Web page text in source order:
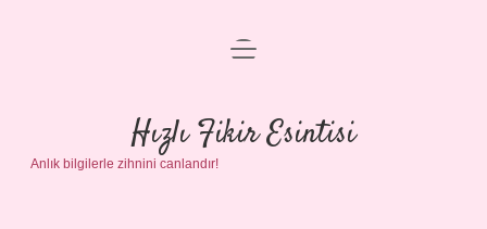
Anasayfa
Gizlilik Politikası
Yasal Uyarı
menüyü
Hızlı Fikir Esintisi
Anlık bilgilerle zihnini canlandır!